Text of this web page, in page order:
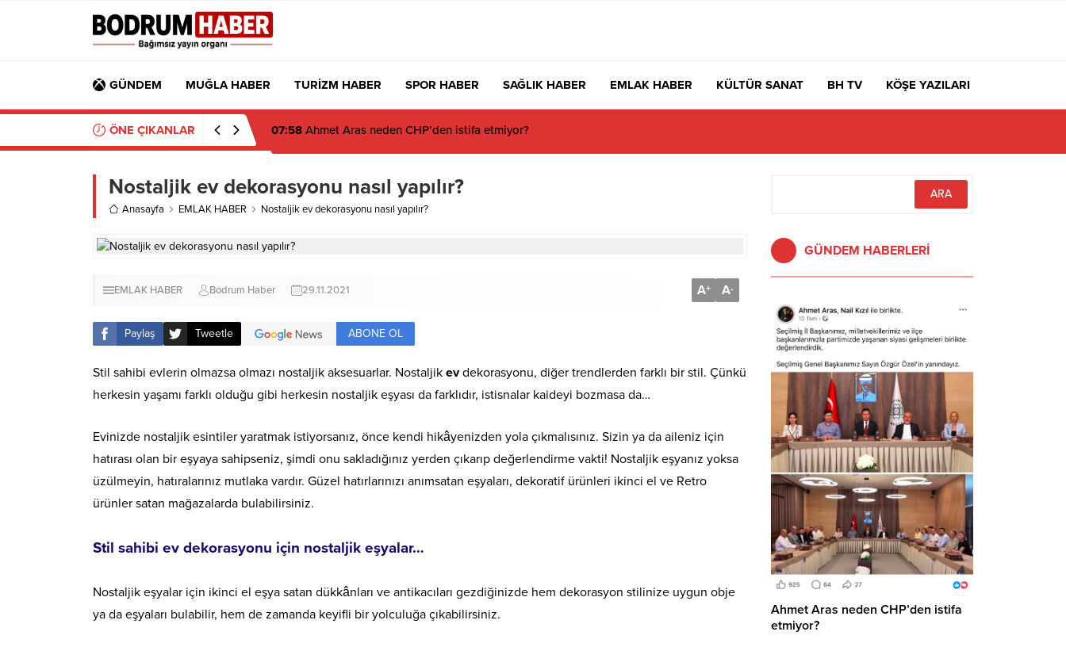
GÜNDEM MUĞLA HABER TURİZM HABER SPOR HABER SAĞLIK HABER EMLAK HABER KÜLTÜR SANAT BH TV KÖŞE YAZILARI
ÖNE ÇIKANLAR 07:58 Ahmet Aras neden CHP’den istifa etmiyor?
Nostaljik ev dekorasyonu nasıl yapılır?
Anasayfa EMLAK HABER Nostaljik ev dekorasyonu nasıl yapılır?
EMLAK HABER Bodrum Haber 29.11.2021 A+ A-
Paylaş Tweetle ABONE OL
Stil sahibi evlerin olmazsa olmazı nostaljik aksesuarlar. Nostaljik evdekorasyonu, diğer trendlerden farklı bir stil. Çünkü
herkesin yaşamı farklı olduğu gibi herkesin nostaljik eşyası da farklıdır, istisnalar kaideyi bozmasa da…
Evinizde nostaljik esintiler yaratmak istiyorsanız, önce kendi hikâyenizden yola çıkmalısınız. Sizin ya da aileniz için
hatırası olan bir eşyaya sahipseniz, şimdi onu sakladığınız yerden çıkarıp değerlendirme vakti! Nostaljik eşyanız yoksa
üzülmeyin, hatıralarınız mutlaka vardır. Güzel hatırlarınızı anımsatan eşyaları, dekoratif ürünleri ikinci el ve Retro
ürünler satan mağazalarda bulabilirsiniz.
Stil sahibi ev dekorasyonu için nostaljik eşyalar…
Nostaljik eşyalar için ikinci el eşya satan dükkânları ve antikacıları gezdiğinizde hem dekorasyon stilinize uygun obje
ya da eşyaları bulabilir, hem de zamanda keyifli bir yolculuğa çıkabilirsiniz.
GÜNDEM HABERLERİ
Ahmet Aras neden CHP’den istifa
etmiyor?